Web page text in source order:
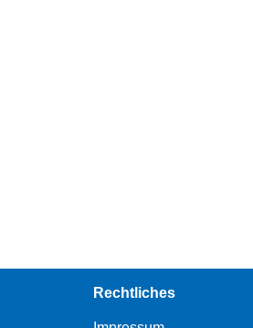
Rechtliches